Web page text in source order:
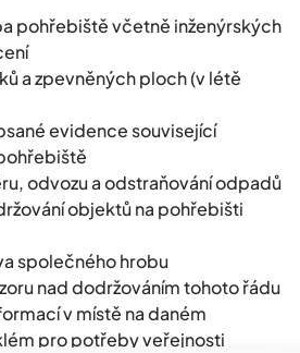
pohřebiště včetně inženýrských
a zpevněných ploch (v létě
evidence související
odvozu a odstraňování odpadů
objektů na pohřebišti
společného hrobu
nad dodržováním tohoto řádu
v místě na daném
pro potřeby veřejnosti